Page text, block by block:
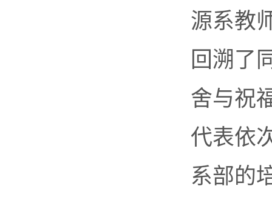
源系教
回溯了
舍与祝
代表依
系部的